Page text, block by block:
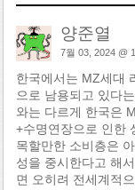
양준열
7월 03, 2024 @
한국에서는 MZ세대
으로 남용되고 있다
와는 다르게 한국은
+수명연장으로 인한
목할만한 소비층은
성을 중시한다고 해
면 오히려 전세계적